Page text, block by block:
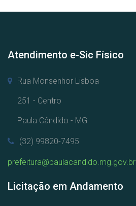
Atendimento e-Sic Físico
Rua Monsenhor Lisboa
251 - Centro
Paula Cândido - MG
(32) 99820-7495
prefeitura@paulacandido.mg.gov.br
Licitação em Andamento